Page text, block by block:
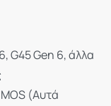
G45 Gen 6, άλλα
(Αυτά